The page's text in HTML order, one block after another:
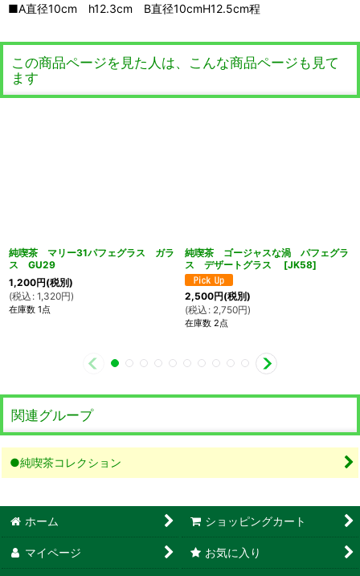
■A直径10cm h12.3cm B直径10cmH12.5cm程
この商品ページを見た人は、こんな商品ページも見て
ます
純喫茶 マリー31パフェグラス ガラ
ス GU29
1,200円(税別)
(税込 : 1,320円)
在庫数 1点
純喫茶 ゴージャスな渦 パフェグラ
ス デザートグラス
[JK58]
2,500円(税別)
(税込 : 2,750円)
在庫数 2点
関連グループ
●純喫茶コレクション
ホーム ショッピングカート
マイページ お気に入り